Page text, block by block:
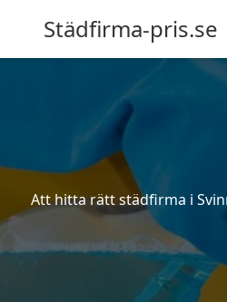
Städfirma-pris.se
Att hitta rätt städfirma i